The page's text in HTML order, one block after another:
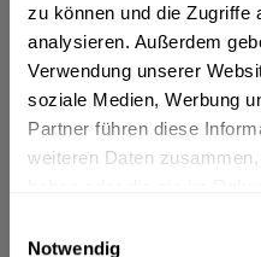
zu können und die Zugriffe
analysieren. Außerdem
Verwendung unserer
soziale Medien, Werbung
Partner führen diese
weiteren Daten
Notwendig
In denWarenkorb
Artikel-Nr.:
34614
Verfügbar in:
Frankfurt am Main,Pforzheim,
Gustavsburg,Ispringen,